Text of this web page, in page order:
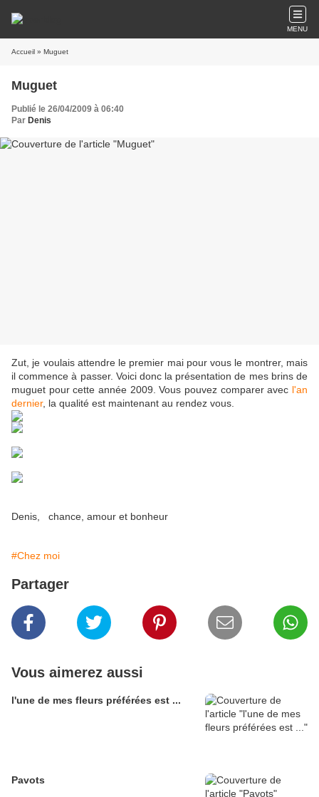
MENU
Accueil » Muguet
Muguet
Publié le 26/04/2009 à 06:40
Par Denis
Zut, je voulais attendre le premier mai pour vous le montrer, mais
il commence à passer. Voici donc la présentation de mes brins de
muguet pour cette année 2009. Vous pouvez comparer avec l'an
dernier, la qualité est maintenant au rendez vous.
Denis, chance, amour et bonheur
#Chez moi
Partager
Vous aimerez aussi
l'une de mes fleurs préférées est ...
Pavots